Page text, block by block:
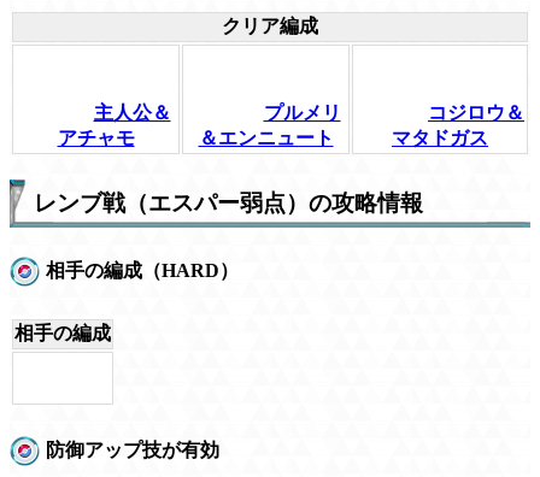
クリア編成
主人公＆
アチャモ
プルメリ
＆エンニュート
コジロウ＆
マタドガス
レンブ戦（エスパー弱点）の攻略情報
相手の編成（HARD）
相手の編成
防御アップ技が有効